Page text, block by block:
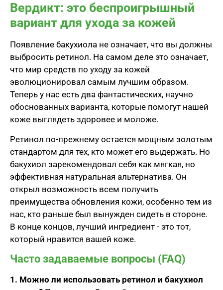
Вердикт: это беспроигрышный
вариант для ухода за кожей
Появление бакухиола не означает, что вы должны
выбросить ретинол. На самом деле это означает,
что мир средств по уходу за кожей
эволюционировал самым лучшим образом.
Теперь у нас есть два фантастических, научно
обоснованных варианта, которые помогут нашей
коже выглядеть здоровее и моложе.
Ретинол по-прежнему остается мощным золотым
стандартом для тех, кто может его выдержать. Но
бакухиол зарекомендовал себя как мягкая, но
эффективная натуральная альтернатива. Он
открыл возможность всем получить
преимущества обновления кожи, особенно тем из
нас, кто раньше был вынужден сидеть в стороне.
В конце концов, лучший ингредиент - это тот,
который нравится вашей коже.
Часто задаваемые вопросы (FAQ)
1. Можно ли использовать ретинол и бакухиол